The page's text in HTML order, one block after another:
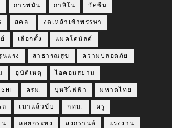
การพนัน กาสิโน วัคซีน
สคล. งดเหล้าเข้าพรรษา
เลือกตั้ง แมคโดนัลด์
นแรง สาธารณสุข ความปลอดภัย
อุบัติเหตุ ไอคอนสยาม
ครม. บุหรี่ไฟฟ้า มหาดไทย
ถ เมาแล้วขับ กทม. ครู
น ลอยกระทง สงกรานต์ แรงงาน